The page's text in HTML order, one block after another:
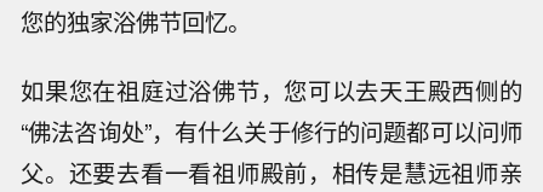
您的独家浴佛节回忆。
如果您在祖庭过浴佛节，您可以去天王殿西侧的
“佛法咨询处”，有什么关于修行的问题都可以问师
父。还要去看一看祖师殿前，相传是慧远祖师亲